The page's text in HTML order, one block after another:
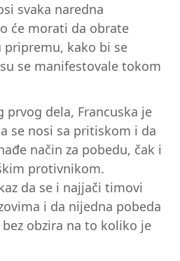
svaka naredna
će morati da obrate
kako bi se
se manifestovale tokom
prvog dela, Francuska je
se nosi sa pritiskom i da
način za pobedu, čak i
protivnikom.
da se i najjači timovi
i da nijedna pobeda
obzira na to koliko je